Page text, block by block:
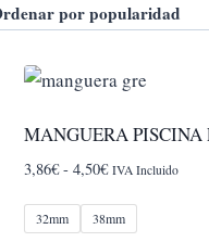
MANGUERA PISCINA
3,86€ - 4,50€Rango
precios:
IVA Incluido
32mm 38mm